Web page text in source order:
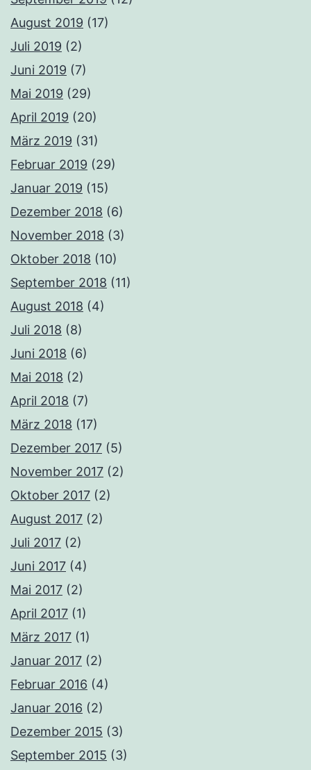
August 2019 (17)
Juli 2019 (2)
Juni 2019 (7)
Mai 2019 (29)
April 2019 (20)
März 2019 (31)
Februar 2019 (29)
Januar 2019 (15)
Dezember 2018 (6)
November 2018 (3)
Oktober 2018 (10)
September 2018 (11)
August 2018 (4)
Juli 2018 (8)
Juni 2018 (6)
Mai 2018 (2)
April 2018 (7)
März 2018 (17)
Dezember 2017 (5)
November 2017 (2)
Oktober 2017 (2)
August 2017 (2)
Juli 2017 (2)
Juni 2017 (4)
Mai 2017 (2)
April 2017 (1)
März 2017 (1)
Januar 2017 (2)
Februar 2016 (4)
Januar 2016 (2)
Dezember 2015 (3)
September 2015 (3)